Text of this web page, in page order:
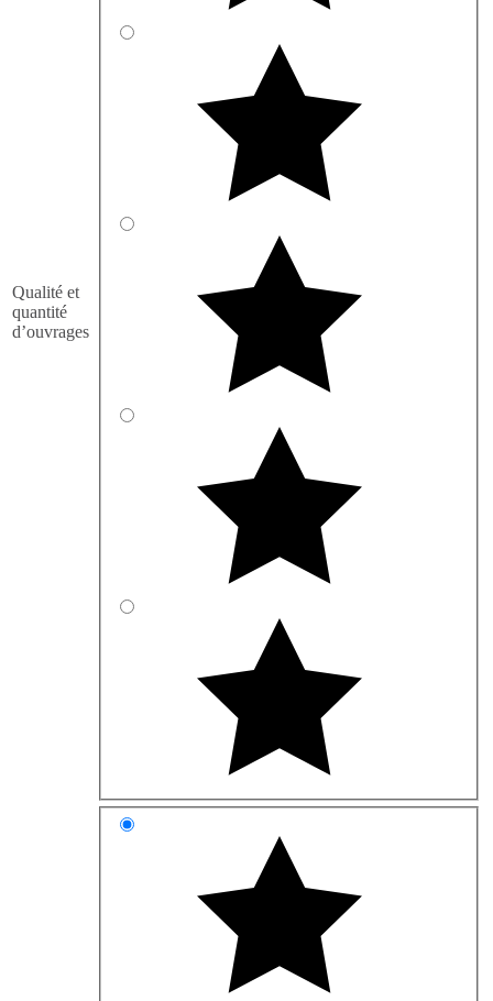
Qualité et
quantité
d’ouvrages